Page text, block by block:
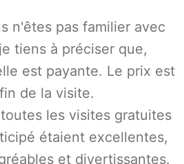
n'êtes pas familier avec
tiens à préciser que,
est payante. Le prix est
de la visite.
les visites gratuites
étaient excellentes,
et divertissantes.